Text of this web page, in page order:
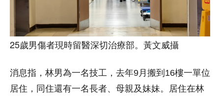
25歲男傷者現時留醫深切治療部。黃文威攝
消息指，林男為一名技工，去年9月搬到16樓一單位
居住，同住還有一名長者、母親及妹妹。居住在林